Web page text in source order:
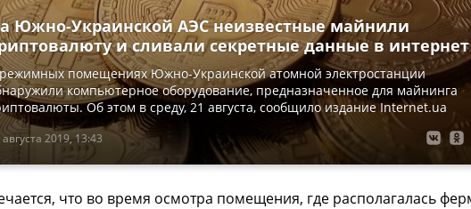
августа 2019, 13:43
Южно-Украинской АЭС неизвестные майнили
и сливали секретные данные в интернет
помещениях Южно-Украинской атомной электростанции
компьютерное оборудование, предназначенное для майнинга
Об этом в среду, 21 августа, сообщило издание Internet.ua
что во время осмотра помещения, где располагалась